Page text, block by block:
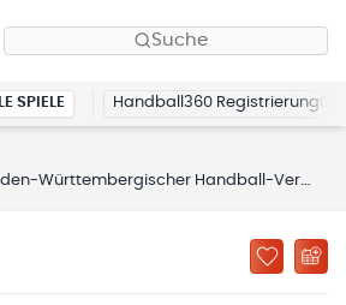
Suche
SPIELE Handball360 Registrierung
Württembergischer Handball-Verband - weibliche C-Jugend-Quali-Oberliga St.9